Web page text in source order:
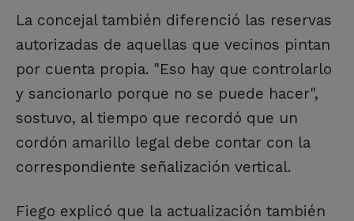
La concejal también diferenció las reservas
autorizadas de aquellas que vecinos pintan
por cuenta propia. "Eso hay que controlarlo
y sancionarlo porque no se puede hacer",
sostuvo, al tiempo que recordó que un
cordón amarillo legal debe contar con la
correspondiente señalización vertical.
Fiego explicó que la actualización también